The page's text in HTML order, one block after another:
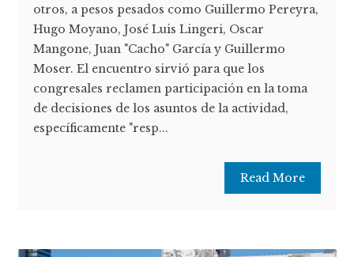
otros, a pesos pesados como Guillermo Pereyra,
Hugo Moyano, José Luis Lingeri, Oscar
Mangone, Juan "Cacho" García y Guillermo
Moser. El encuentro sirvió para que los
congresales reclamen participación en la toma
de decisiones de los asuntos de la actividad,
específicamente "resp...
Read More